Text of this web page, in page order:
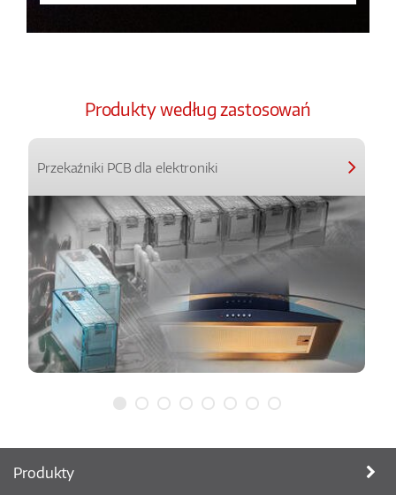
Produkty według zastosowań
Przekaźniki PCB dla elektroniki
Produkty